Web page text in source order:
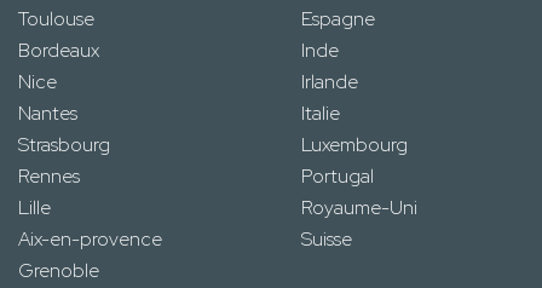
Toulouse
Bordeaux
Nice
Nantes
Strasbourg
Rennes
Lille
Aix-en-provence
Grenoble
Espagne
Inde
Irlande
Italie
Luxembourg
Portugal
Royaume-Uni
Suisse